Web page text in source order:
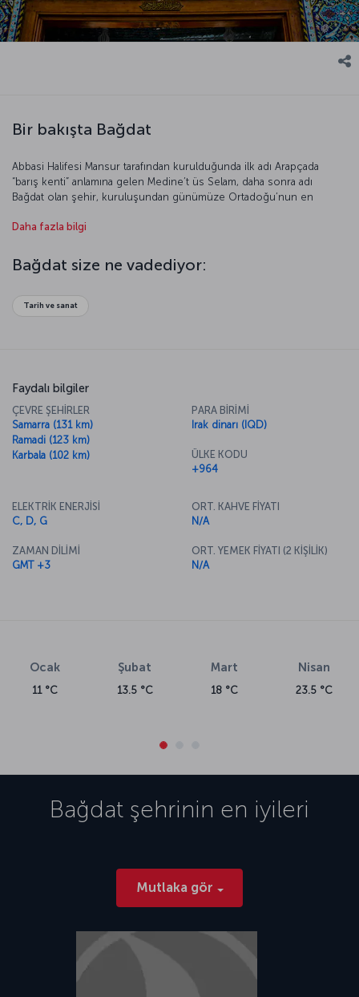
Bir bakışta Bağdat
Abbasi Halifesi Mansur tarafından kurulduğunda ilk adı Arapçada
“barış kenti” anlamına gelen Medine’t üs Selam, daha sonra adı
Bağdat olan şehir, kuruluşundan günümüze Ortadoğu’nun en
savaşılan topraklardan biri olan Irak’ın en önemli şehri Bağdat,
öne çıktı. Ortaçağ’da hiçbir şehrin nüfusu 100 bini geçmezken,
Bağdat 1 milyondan fazla nüfusuyla o dönemin en büyük ve en
da bugün şehirde tahrip edilmemiş birkaç tarihi yapı bulabilmeniz
Daha fazla bilgi
Bağdat size ne vadediyor:
Tarih ve sanat
Faydalı bilgiler
ÇEVRE ŞEHİRLER
Samarra (131 km)
Ramadi (123 km)
Karbala (102 km)
PARA BİRİMİ
Irak dinarı (IQD)
ÜLKE KODU
+964
ELEKTRİK ENERJİSİ
C, D, G
ZAMAN DİLİMİ
GMT +3
ORT. KAHVE FİYATI
N/A
ORT. YEMEK FİYATI (2 KİŞİLİK)
N/A
Ocak
11 °C
Şubat
13.5 °C
Mart
18 °C
Nisan
23.5 °C
Bağdat şehrinin en iyileri
Mutlaka gör